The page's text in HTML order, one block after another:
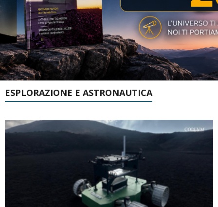
ESPLORAZIONE E ASTRONAUTICA